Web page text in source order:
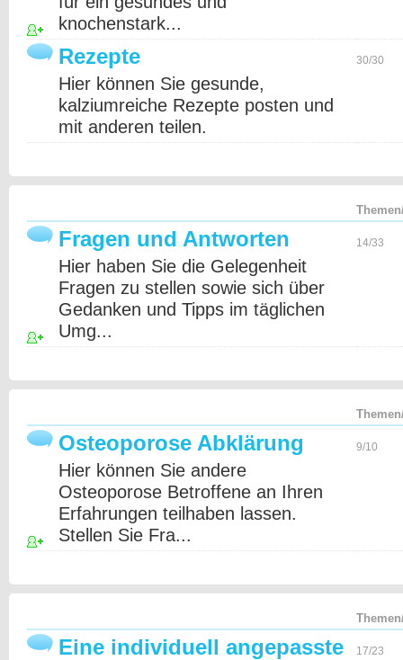
knochenstark...
Rezepte
Hier können Sie gesunde,
kalziumreiche Rezepte posten und
mit anderen teilen.
30/30
Fragen und Antworten
Hier haben Sie die Gelegenheit
Fragen zu stellen sowie sich über
Gedanken und Tipps im täglichen
Umg...
14/33
Osteoporose Abklärung
Hier können Sie andere
Osteoporose Betroffene an Ihren
Erfahrungen teilhaben lassen.
Stellen Sie Fra...
9/10
Eine individuell angepasste
17/23